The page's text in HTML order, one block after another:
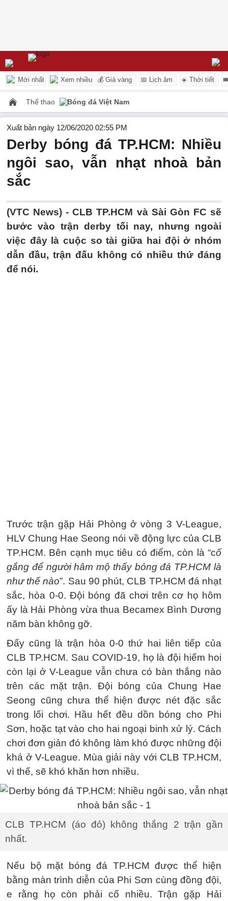
Mới nhất Xem nhiều 💰 Giá vàng 📅 Lịch âm ☀️ Thời tiết
Thể thao Bóng đá Việt Nam
Xuất bản ngày 12/06/2020 02:55 PM
Derby bóng đá TP.HCM: Nhiều
ngôi sao, vẫn nhạt nhoà bản
sắc
(VTC News) -CLB TP.HCM và Sài Gòn FC sẽ
bước vào trận derby tối nay, nhưng ngoài
việc đây là cuộc so tài giữa hai đội ở nhóm
dẫn đầu, trận đấu không có nhiều thứ đáng
để nói.
Trước trận gặp Hải Phòng ở vòng 3 V-League,
HLV Chung Hae Seong nói về động lực của CLB
TP.HCM. Bên cạnh mục tiêu có điểm, còn là “cố
gắng để người hâm mộ thấy bóng đá TP.HCM là
như thế nào”. Sau 90 phút, CLB TP.HCM đá nhạt
sắc, hòa 0-0. Đội bóng đã chơi trên cơ họ hôm
ấy là Hải Phòng vừa thua Becamex Bình Dương
năm bàn không gỡ.
Đấy cũng là trận hòa 0-0 thứ hai liên tiếp của
CLB TP.HCM. Sau COVID-19, họ là đội hiếm hoi
còn lại ở V-League vẫn chưa có bàn thắng nào
trên các mặt trận. Đội bóng của Chung Hae
Seong cũng chưa thể hiện được nét đặc sắc
trong lối chơi. Hầu hết đều dồn bóng cho Phi
Sơn, hoặc tạt vào cho hai ngoại binh xử lý. Cách
chơi đơn giản đó không làm khó được những đội
khá ở V-League. Mùa giải này với CLB TP.HCM,
vì thế, sẽ khó khăn hơn nhiều.
CLB TP.HCM (áo đỏ) không thắng 2 trận gần
nhất.
Nếu bộ mặt bóng đá TP.HCM được thể hiện
bằng màn trình diễn của Phi Sơn cùng đồng đội,
e rằng họ còn phải cố nhiều. Trận gặp Hải